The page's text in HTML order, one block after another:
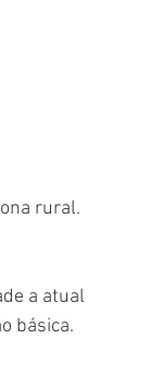
rural.
a atual
básica.